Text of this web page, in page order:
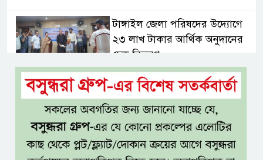
টাঙ্গাইল জেলা পরিষদের উদ্যোগে
২৩ লাখ টাকার আর্থিক অনুদানের
চেক বিতরণ
ধলেশ্বরী থেকে অবৈধ বালু উত্তোলন,
হুমকিতে শামসুল হক সেতু
বঙ্গভবনের নতুন বাসিন্দা কি মির্জা
ফখরুল? বিএনপিতে জোর